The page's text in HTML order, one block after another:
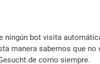
ningún bot visita
manera sabemos que no
como siempre.